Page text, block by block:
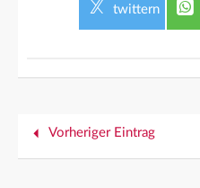
twittern
Vorheriger Eintrag